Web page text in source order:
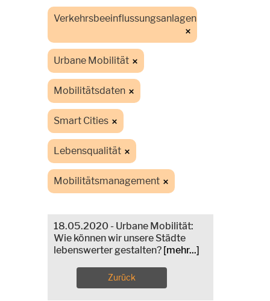
Verkehrsbeeinflussungsanlagen
Urbane Mobilität
Mobilitätsdaten
Smart Cities
Lebensqualität
Mobilitätsmanagement
18.05.2020 - Urbane Mobilität:
Wie können wir unsere Städte
lebenswerter gestalten? [mehr...]
Zurück